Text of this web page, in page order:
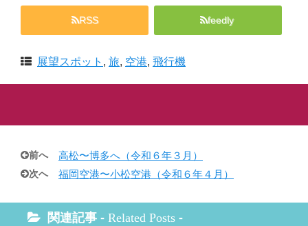
RSS feedly
展望スポット , 旅, 空港, 飛行機
前へ 高松〜博多へ（令和６年３月）
次へ 福岡空港〜小松空港（令和６年４月）
関連記事 - Related Posts -